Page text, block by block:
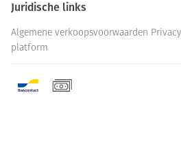
Juridische links
Algemene verkoopsvoorwaarden
platform